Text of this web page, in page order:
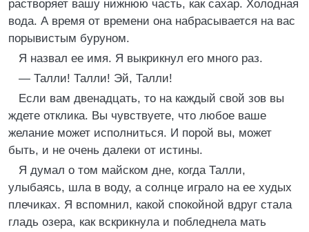
растворяет вашу нижнюю часть, как сахар. Холодная
вода. А время от времени она набрасывается на вас
порывистым буруном.
Я назвал ее имя. Я выкрикнул его много раз.
— Талли! Талли! Эй, Талли!
Если вам двенадцать, то на каждый свой зов вы
ждете отклика. Вы чувствуете, что любое ваше
желание может исполниться. И порой вы, может
быть, и не очень далеки от истины.
Я думал о том майском дне, когда Талли,
улыбаясь, шла в воду, а солнце играло на ее худых
плечиках. Я вспомнил, какой спокойной вдруг стала
гладь озера, как вскрикнула и побледнела мать